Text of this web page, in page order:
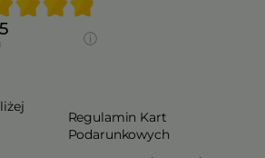
Regulamin Kart
Podarunkowych